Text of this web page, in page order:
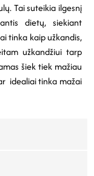
Tai suteikia ilgesnį
dietų, siekiant
tinka kaip užkandis,
užkandžiui tarp
šiek tiek mažiau
idealiai tinka mažai